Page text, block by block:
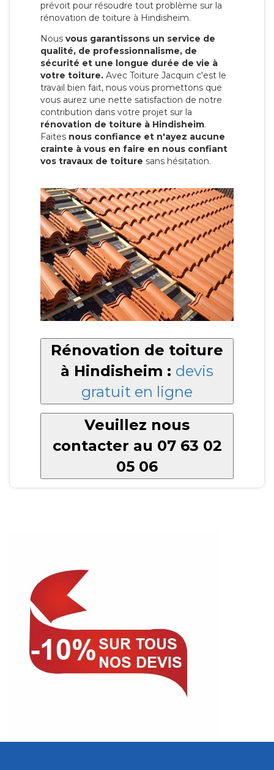
prévoit pour résoudre tout problème sur la
rénovation de toiture à Hindisheim.
Nous vous garantissons un service de
qualité, de professionnalisme, de
sécurité et une longue durée de vie à
votre toiture. Avec Toiture Jacquin c'est le
travail bien fait, nous vous promettons que
vous aurez une nette satisfaction de notre
contribution dans votre projet sur la
rénovation de toiture à Hindisheim.
Faites nous confiance et n'ayez aucune
crainte à vous en faire en nous confiant
vos travaux de toiture sans hésitation.
Rénovation de toiture
à Hindisheim : devis
gratuit en ligne
Veuillez nous
contacter au 07 63 02
05 06